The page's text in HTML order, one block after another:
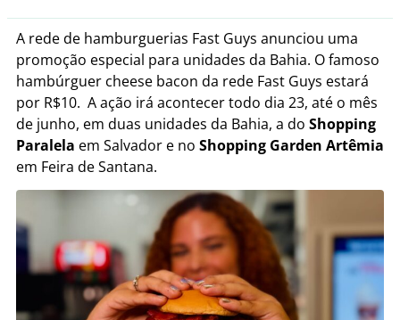
A rede de hamburguerias Fast Guys anunciou uma
promoção especial para unidades da Bahia. O famoso
hambúrguer cheese bacon da rede Fast Guys estará
por R$10. A ação irá acontecer todo dia 23, até o mês
de junho, em duas unidades da Bahia, a do Shopping
Paralela em Salvador e no Shopping Garden Artêmia
em Feira de Santana.